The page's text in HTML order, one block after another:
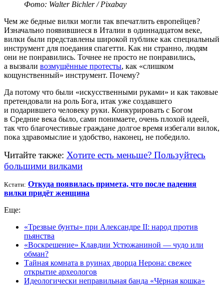
Фото: Walter Bichler / Pixabay
Чем же бедные вилки могли так впечатлить европейцев?
Изначально появившиеся в Италии в одиннадцатом веке,
вилки были представлены широкой публике как специальный
инструмент для поедания спагетти. Как ни странно, людям
они не понравились. Точнее не просто не понравились,
а вызвали возмущённые протесты, как «слишком
кощунственный» инструмент. Почему?
Да потому что были «искусственными руками» и как таковые
претендовали на роль Бога, итак уже создавшего
и подарившего человеку руки. Конкурировать с Богом
в Средние века было, сами понимаете, очень плохой идеей,
так что благочестивые граждане долгое время избегали вилок,
пока здравомыслие и удобство, наконец, не победило.
Читайте также: Хотите есть меньше? Пользуйтесь
большими вилками
Кстати: Откуда появилась примета, что после падения
вилки придёт женщина
Еще:
«Трезвые бунты» при Александре II: народ против
пьянства
«Воскрешение» Клавдии Устюжаниной — чудо или
обман?
Тайная комната в руинах дворца Нерона: свежее
открытие археологов
Идеологически неправильная банда «Чёрная кошка»